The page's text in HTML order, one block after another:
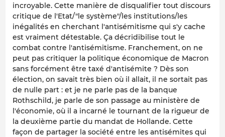
incroyable. Cette manière de disqualifier tout discours
critique de l'Etat/"le système"/les institutions/les
inégalités en cherchant l'antisémitisme qui s'y cache
est vraiment détestable. Ça décridibilise tout le
combat contre l'antisémitisme. Franchement, on ne
peut pas critiquer la politique économique de Macron
sans forcément être taxé d'antisémite ? Dès son
élection, on savait très bien où il allait, il ne sortait pas
de nulle part : et je ne parle pas de la banque
Rothschild, je parle de son passage au ministère de
l'économie, où il a incarné le tournant de la rigueur de
la deuxième partie du mandat de Hollande. Cette
façon de partager la société entre les antisémites qui